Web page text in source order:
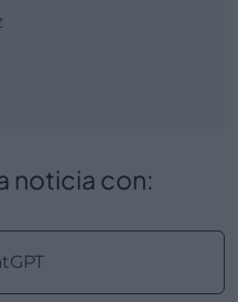
noticia con: